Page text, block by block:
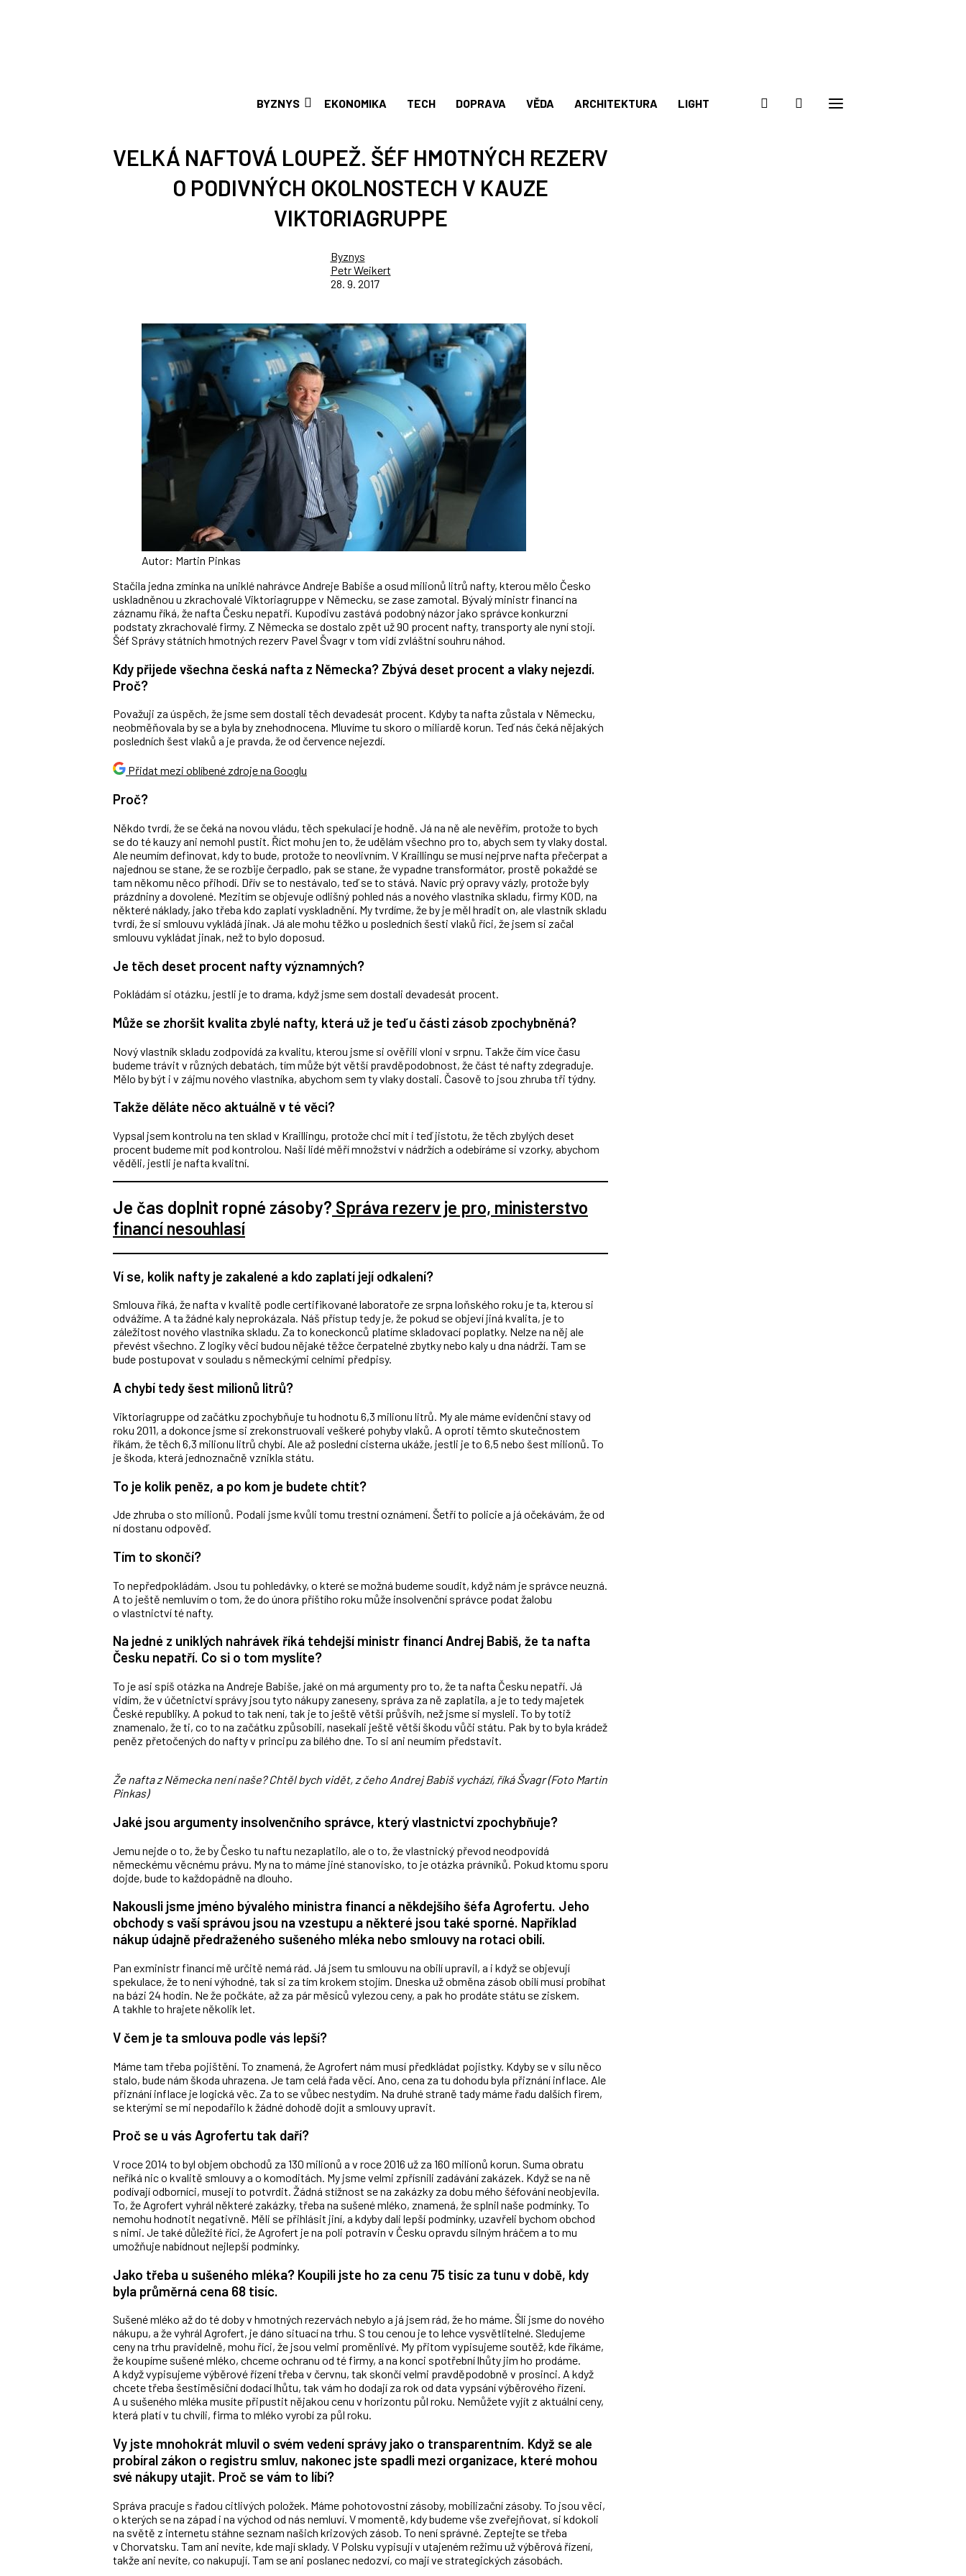
BYZNYS EKONOMIKA TECH DOPRAVA VĚDA ARCHITEKTURA LIGHT
VELKÁ NAFTOVÁ LOUPEŽ. ŠÉF HMOTNÝCH REZERV
O PODIVNÝCH OKOLNOSTECH V KAUZE
VIKTORIAGRUPPE
Byznys
Petr Weikert
28. 9. 2017
Autor: Martin Pinkas
Stačila jedna zmínka na uniklé nahrávce Andreje Babiše a osud milionů litrů nafty, kterou mělo Česko
uskladněnou u zkrachovalé Viktoriagruppe v Německu, se zase zamotal. Bývalý ministr financí na
záznamu říká, že nafta Česku nepatří. Kupodivu zastává podobný názor jako správce konkurzní
podstaty zkrachovalé firmy. Z Německa se dostalo zpět už 90 procent nafty, transporty ale nyní stojí.
Šéf Správy státních hmotných rezerv Pavel Švagr v tom vidí zvláštní souhru náhod.
Kdy přijede všechna česká nafta z Německa? Zbývá deset procent a vlaky nejezdí.
Proč?
Považuji za úspěch, že jsme sem dostali těch devadesát procent. Kdyby ta nafta zůstala v Německu,
neobměňovala by se a byla by znehodnocena. Mluvíme tu skoro o miliardě korun. Teď nás čeká nějakých
posledních šest vlaků a je pravda, že od července nejezdí.
Přidat mezi oblíbené zdroje na Googlu
Proč?
Někdo tvrdí, že se čeká na novou vládu, těch spekulací je hodně. Já na ně ale nevěřím, protože to bych
se do té kauzy ani nemohl pustit. Říct mohu jen to, že udělám všechno pro to, abych sem ty vlaky dostal.
Ale neumím definovat, kdy to bude, protože to neovlivním. V Kraillingu se musí nejprve nafta přečerpat a
najednou se stane, že se rozbije čerpadlo, pak se stane, že vypadne transformátor, prostě pokaždé se
tam někomu něco přihodí. Dřív se to nestávalo, teď se to stává. Navíc prý opravy vázly, protože byly
prázdniny a dovolené. Mezitím se objevuje odlišný pohled nás a nového vlastníka skladu, firmy KOD, na
některé náklady, jako třeba kdo zaplatí vyskladnění. My tvrdíme, že by je měl hradit on, ale vlastník skladu
tvrdí, že si smlouvu vykládá jinak. Já ale mohu těžko u posledních šesti vlaků říci, že jsem si začal
smlouvu vykládat jinak, než to bylo doposud.
Je těch deset procent nafty významných?
Pokládám si otázku, jestli je to drama, když jsme sem dostali devadesát procent.
Může se zhoršit kvalita zbylé nafty, která už je teď u části zásob zpochybněná?
Nový vlastník skladu zodpovídá za kvalitu, kterou jsme si ověřili vloni v srpnu. Takže čím více času
budeme trávit v různých debatách, tím může být větší pravděpodobnost, že část té nafty zdegraduje.
Mělo by být i v zájmu nového vlastníka, abychom sem ty vlaky dostali. Časově to jsou zhruba tři týdny.
Takže děláte něco aktuálně v té věci?
Vypsal jsem kontrolu na ten sklad v Kraillingu, protože chci mít i teď jistotu, že těch zbylých deset
procent budeme mít pod kontrolou. Naši lidé měří množství v nádržích a odebíráme si vzorky, abychom
věděli, jestli je nafta kvalitní.
Je čas doplnit ropné zásoby? Správa rezerv je pro, ministerstvo
financí nesouhlasí
Ví se, kolik nafty je zakalené a kdo zaplatí její odkalení?
Smlouva říká, že nafta v kvalitě podle certifikované laboratoře ze srpna loňského roku je ta, kterou si
odvážíme. A ta žádné kaly neprokázala. Náš přístup tedy je, že pokud se objeví jiná kvalita, je to
záležitost nového vlastníka skladu. Za to koneckonců platíme skladovací poplatky. Nelze na něj ale
převést všechno. Z logiky věci budou nějaké těžce čerpatelné zbytky nebo kaly u dna nádrží. Tam se
bude postupovat v souladu s německými celními předpisy.
A chybí tedy šest milionů litrů?
Viktoriagruppe od začátku zpochybňuje tu hodnotu 6,3 milionu litrů. My ale máme evidenční stavy od
roku 2011, a dokonce jsme si zrekonstruovali veškeré pohyby vlaků. A oproti těmto skutečnostem
říkám, že těch 6,3 milionu litrů chybí. Ale až poslední cisterna ukáže, jestli je to 6,5 nebo šest milionů. To
je škoda, která jednoznačně vznikla státu.
To je kolik peněz, a po kom je budete chtít?
Jde zhruba o sto milionů. Podali jsme kvůli tomu trestní oznámení. Šetří to policie a já očekávám, že od
ní dostanu odpověď.
Tím to skončí?
To nepředpokládám. Jsou tu pohledávky, o které se možná budeme soudit, když nám je správce neuzná.
A to ještě nemluvím o tom, že do února příštího roku může insolvenční správce podat žalobu
o vlastnictví té nafty.
Na jedné z uniklých nahrávek říká tehdejší ministr financí Andrej Babiš, že ta nafta
Česku nepatří. Co si o tom myslíte?
To je asi spíš otázka na Andreje Babiše, jaké on má argumenty pro to, že ta nafta Česku nepatří. Já
vidím, že v účetnictví správy jsou tyto nákupy zaneseny, správa za ně zaplatila, a je to tedy majetek
České republiky. A pokud to tak není, tak je to ještě větší průšvih, než jsme si mysleli. To by totiž
znamenalo, že ti, co to na začátku způsobili, nasekali ještě větší škodu vůči státu. Pak by to byla krádež
peněz přetočených do nafty v principu za bílého dne. To si ani neumím představit.
Že nafta z Německa není naše? Chtěl bych vidět, z čeho Andrej Babiš vychází, říká Švagr (Foto Martin
Pinkas)
Jaké jsou argumenty insolvenčního správce, který vlastnictví zpochybňuje?
Jemu nejde o to, že by Česko tu naftu nezaplatilo, ale o to, že vlastnický převod neodpovídá
německému věcnému právu. My na to máme jiné stanovisko, to je otázka právníků. Pokud ktomu sporu
dojde, bude to každopádně na dlouho.
Nakousli jsme jméno bývalého ministra financí a někdejšího šéfa Agrofertu. Jeho
obchody s vaší správou jsou na vzestupu a některé jsou také sporné. Například
nákup údajně předraženého sušeného mléka nebo smlouvy na rotaci obilí.
Pan exministr financí mě určitě nemá rád. Já jsem tu smlouvu na obilí upravil, a i když se objevují
spekulace, že to není výhodné, tak si za tím krokem stojím. Dneska už obměna zásob obilí musí probíhat
na bázi 24 hodin. Ne že počkáte, až za pár měsíců vylezou ceny, a pak ho prodáte státu se ziskem.
A takhle to hrajete několik let.
V čem je ta smlouva podle vás lepší?
Máme tam třeba pojištění. To znamená, že Agrofert nám musí předkládat pojistky. Kdyby se v silu něco
stalo, bude nám škoda uhrazena. Je tam celá řada věcí. Ano, cena za tu dohodu byla přiznání inflace. Ale
přiznání inflace je logická věc. Za to se vůbec nestydím. Na druhé straně tady máme řadu dalších firem,
se kterými se mi nepodařilo k žádné dohodě dojít a smlouvy upravit.
Proč se u vás Agrofertu tak daří?
V roce 2014 to byl objem obchodů za 130 milionů a v roce 2016 už za 160 milionů korun. Suma obratu
neříká nic o kvalitě smlouvy a o komoditách. My jsme velmi zpřísnili zadávání zakázek. Když se na ně
podívají odborníci, musejí to potvrdit. Žádná stížnost se na zakázky za dobu mého šéfování neobjevila.
To, že Agrofert vyhrál některé zakázky, třeba na sušené mléko, znamená, že splnil naše podmínky. To
nemohu hodnotit negativně. Měli se přihlásit jiní, a kdyby dali lepší podmínky, uzavřeli bychom obchod
s nimi. Je také důležité říci, že Agrofert je na poli potravin v Česku opravdu silným hráčem a to mu
umožňuje nabídnout nejlepší podmínky.
Jako třeba u sušeného mléka? Koupili jste ho za cenu 75 tisíc za tunu v době, kdy
byla průměrná cena 68 tisíc.
Sušené mléko až do té doby v hmotných rezervách nebylo a já jsem rád, že ho máme. Šli jsme do nového
nákupu, a že vyhrál Agrofert, je dáno situací na trhu. S tou cenou je to lehce vysvětlitelné. Sledujeme
ceny na trhu pravidelně, mohu říci, že jsou velmi proměnlivé. My přitom vypisujeme soutěž, kde říkáme,
že koupíme sušené mléko, chceme ochranu od té firmy, a na konci spotřební lhůty jim ho prodáme.
A když vypisujeme výběrové řízení třeba v červnu, tak skončí velmi pravděpodobně v prosinci. A když
chcete třeba šestiměsíční dodací lhůtu, tak vám ho dodají za rok od data vypsání výběrového řízení.
A u sušeného mléka musíte připustit nějakou cenu v horizontu půl roku. Nemůžete vyjít z aktuální ceny,
která platí v tu chvíli, firma to mléko vyrobí za půl roku.
Vy jste mnohokrát mluvil o svém vedení správy jako o transparentním. Když se ale
probíral zákon o registru smluv, nakonec jste spadli mezi organizace, které mohou
své nákupy utajit. Proč se vám to líbí?
Správa pracuje s řadou citlivých položek. Máme pohotovostní zásoby, mobilizační zásoby. To jsou věci,
o kterých se na západ i na východ od nás nemluví. V momentě, kdy budeme vše zveřejňovat, si kdokoli
na světě z internetu stáhne seznam našich krizových zásob. To není správné. Zeptejte se třeba
v Chorvatsku. Tam ani nevíte, kde mají sklady. V Polsku vypisují v utajeném režimu už výběrová řízení,
takže ani nevíte, co nakupují. Tam se ani poslanec nedozví, co mají ve strategických zásobách.